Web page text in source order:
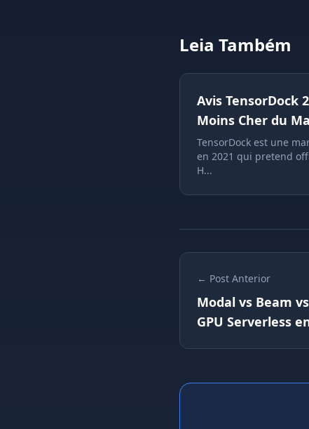
Leia Também
Avis TensorDock
Moins Cher du
TensorDock est une
en 2021 qui pretend
H...
← Post Anterior
Modal vs Beam
GPU Serverless